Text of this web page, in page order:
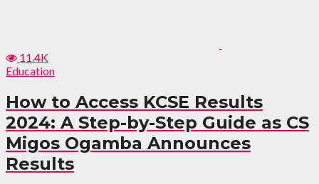
11.4K
Education
How to Access KCSE Results
2024: A Step-by-Step Guide as CS
Migos Ogamba Announces
Results